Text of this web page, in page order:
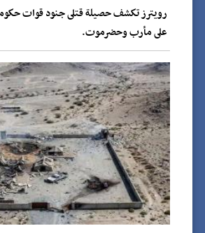
رويترز تكشف حصيلة قتلى جنود قوات
على مأرب وحضرموت.